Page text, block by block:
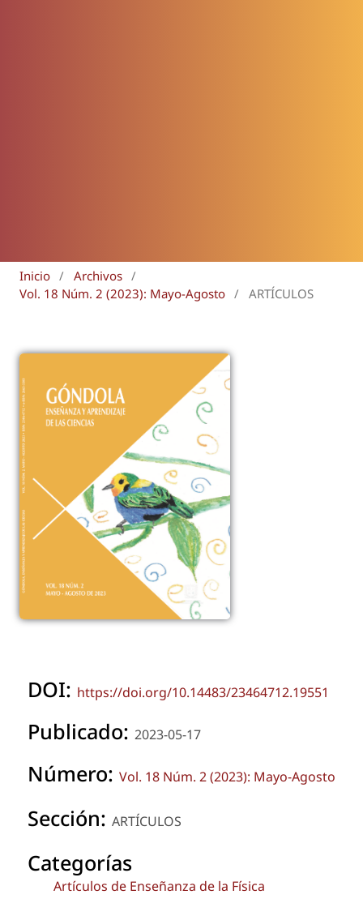
Inicio / Archivos /
Vol. 18 Núm. 2 (2023): Mayo-Agosto / ARTÍCULOS
DOI: https://doi.org/10.14483/23464712.19551
Publicado: 2023-05-17
Número: Vol. 18 Núm. 2 (2023): Mayo-Agosto
Sección: ARTÍCULOS
Categorías
Artículos de Enseñanza de la Física